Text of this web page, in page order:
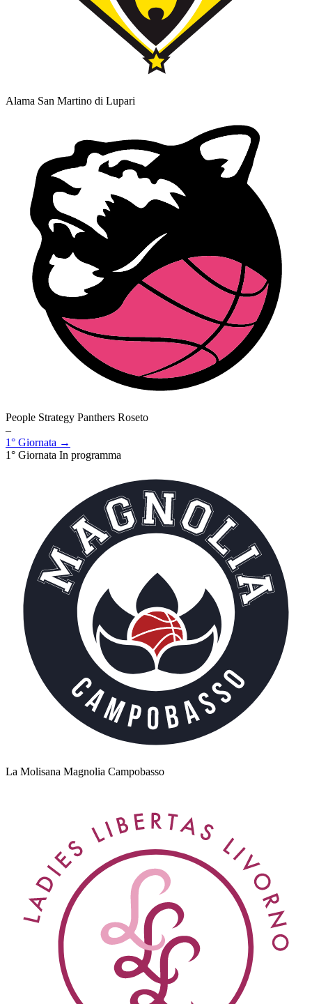
Alama San Martino di Lupari
People Strategy Panthers Roseto
–
1° Giornata →
1° Giornata In programma
La Molisana Magnolia Campobasso